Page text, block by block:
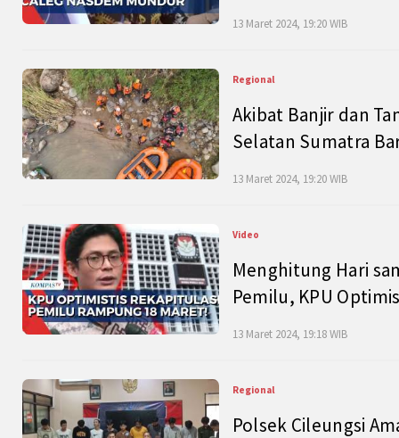
13 Maret 2024, 19:20 WIB
Regional
Akibat Banjir dan
Selatan Sumatra
13 Maret 2024, 19:20 WIB
Video
Menghitung Hari
Pemilu, KPU
13 Maret 2024, 19:18 WIB
Regional
Polsek Cileungsi